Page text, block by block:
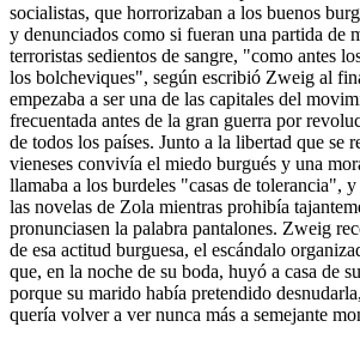
socialistas, que horrorizaban a los buenos
y denunciados como si fueran una partida de
terroristas sedientos de sangre, "como antes
los bolcheviques", según escribió Zweig al
empezaba a ser una de las capitales del
frecuentada antes de la gran guerra por
de todos los países. Junto a la libertad que se
vieneses convivía el miedo burgués y una
llamaba a los burdeles "casas de tolerancia",
las novelas de Zola mientras prohibía
pronunciasen la palabra pantalones. Zweig
de esa actitud burguesa, el escándalo
que, en la noche de su boda, huyó a casa de
porque su marido había pretendido
quería volver a ver nunca más a semejante